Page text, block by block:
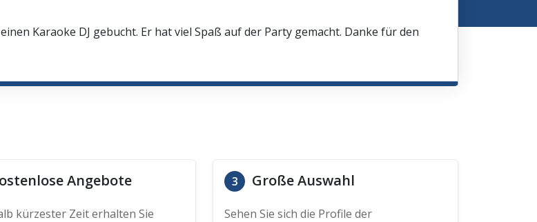
Karaoke DJ gebucht. Er hat viel Spaß auf der Party gemacht. Danke für den
Angebote
kürzester Zeit erhalten Sie
3 Große Auswahl
Sehen Sie sich die Profile der